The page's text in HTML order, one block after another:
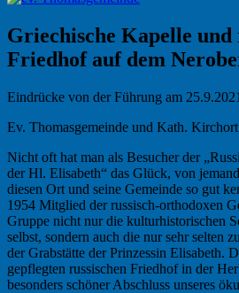
Griechische Kapelle und
Friedhof auf dem
Eindrücke von der Führung am 25.9.2021
Ev. Thomasgemeinde und Kath.
Nicht oft hat man als Besucher der
der Hl. Elisabeth“ das Glück, von
diesen Ort und seine Gemeinde so gut
1954 Mitglied der russisch-orthodoxen
Gruppe nicht nur die kulturhistorischen
selbst, sondern auch die nur sehr selten
der Grabstätte der Prinzessin Elisabeth.
gepflegten russischen Friedhof in der
besonders schöner Abschluss unseres